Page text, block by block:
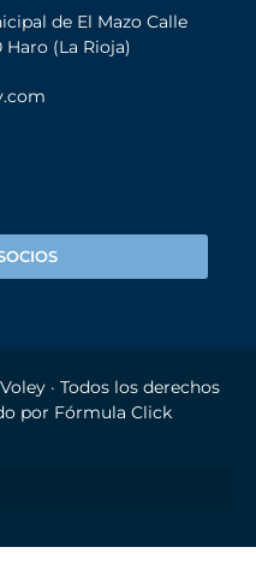
de El Mazo Calle
(La Rioja)
· Todos los derechos
por Fórmula Click